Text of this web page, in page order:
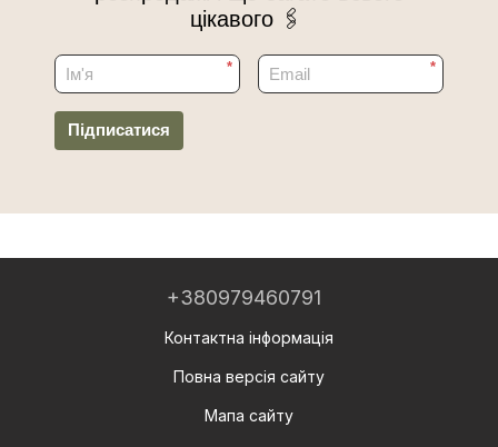
цікавого 🖇
* *
Підписатися
+380979460791
Контактна інформація
Повна версія сайту
Мапа сайту